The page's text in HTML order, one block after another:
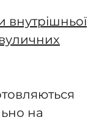
внутрішньої
на